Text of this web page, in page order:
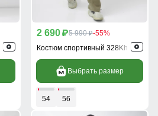
2 690 p5 990 p-55%
Костюм спортивный 328Kh
Выбрать размер
54 56